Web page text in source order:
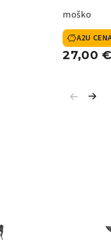
moško
A2U
27,00